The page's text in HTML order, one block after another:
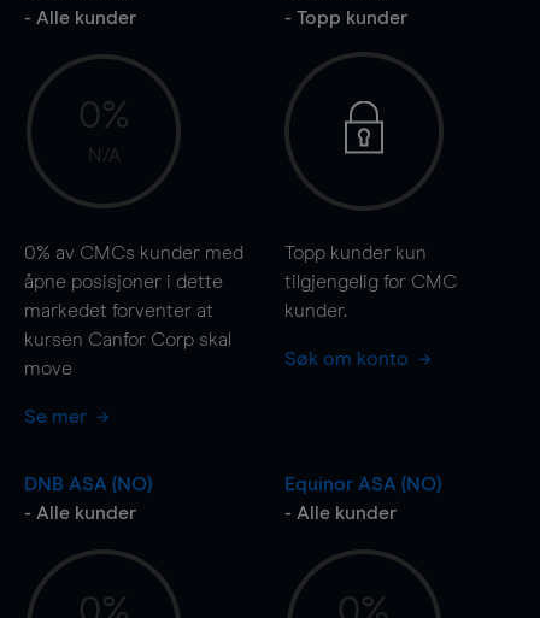
- Alle kunder
0%
N/A
0% av CMCs kunder med
åpne posisjoner i dette
markedet forventer at
kursen Canfor Corp skal
move
Se mer
- Topp kunder
Topp kunder kun
tilgjengelig for CMC
kunder.
Søk om konto
DNB ASA (NO)
- Alle kunder
Equinor ASA (NO)
- Alle kunder